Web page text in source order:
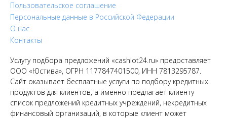
Пользовательское соглашение
Персональные данные в Российской Федерации
О нас
Контакты
Услугу подбора предложений «cashlot24.ru» предоставляет
ООО «Юстива», ОГРН 1177847401500, ИНН 7813295787.
Сайт оказывает бесплатные услуги по подбору кредитных
продуктов для клиентов, а именно предлагает клиенту
список предложений кредитных учреждений, некредитных
финансовый организаций, в которые клиент может